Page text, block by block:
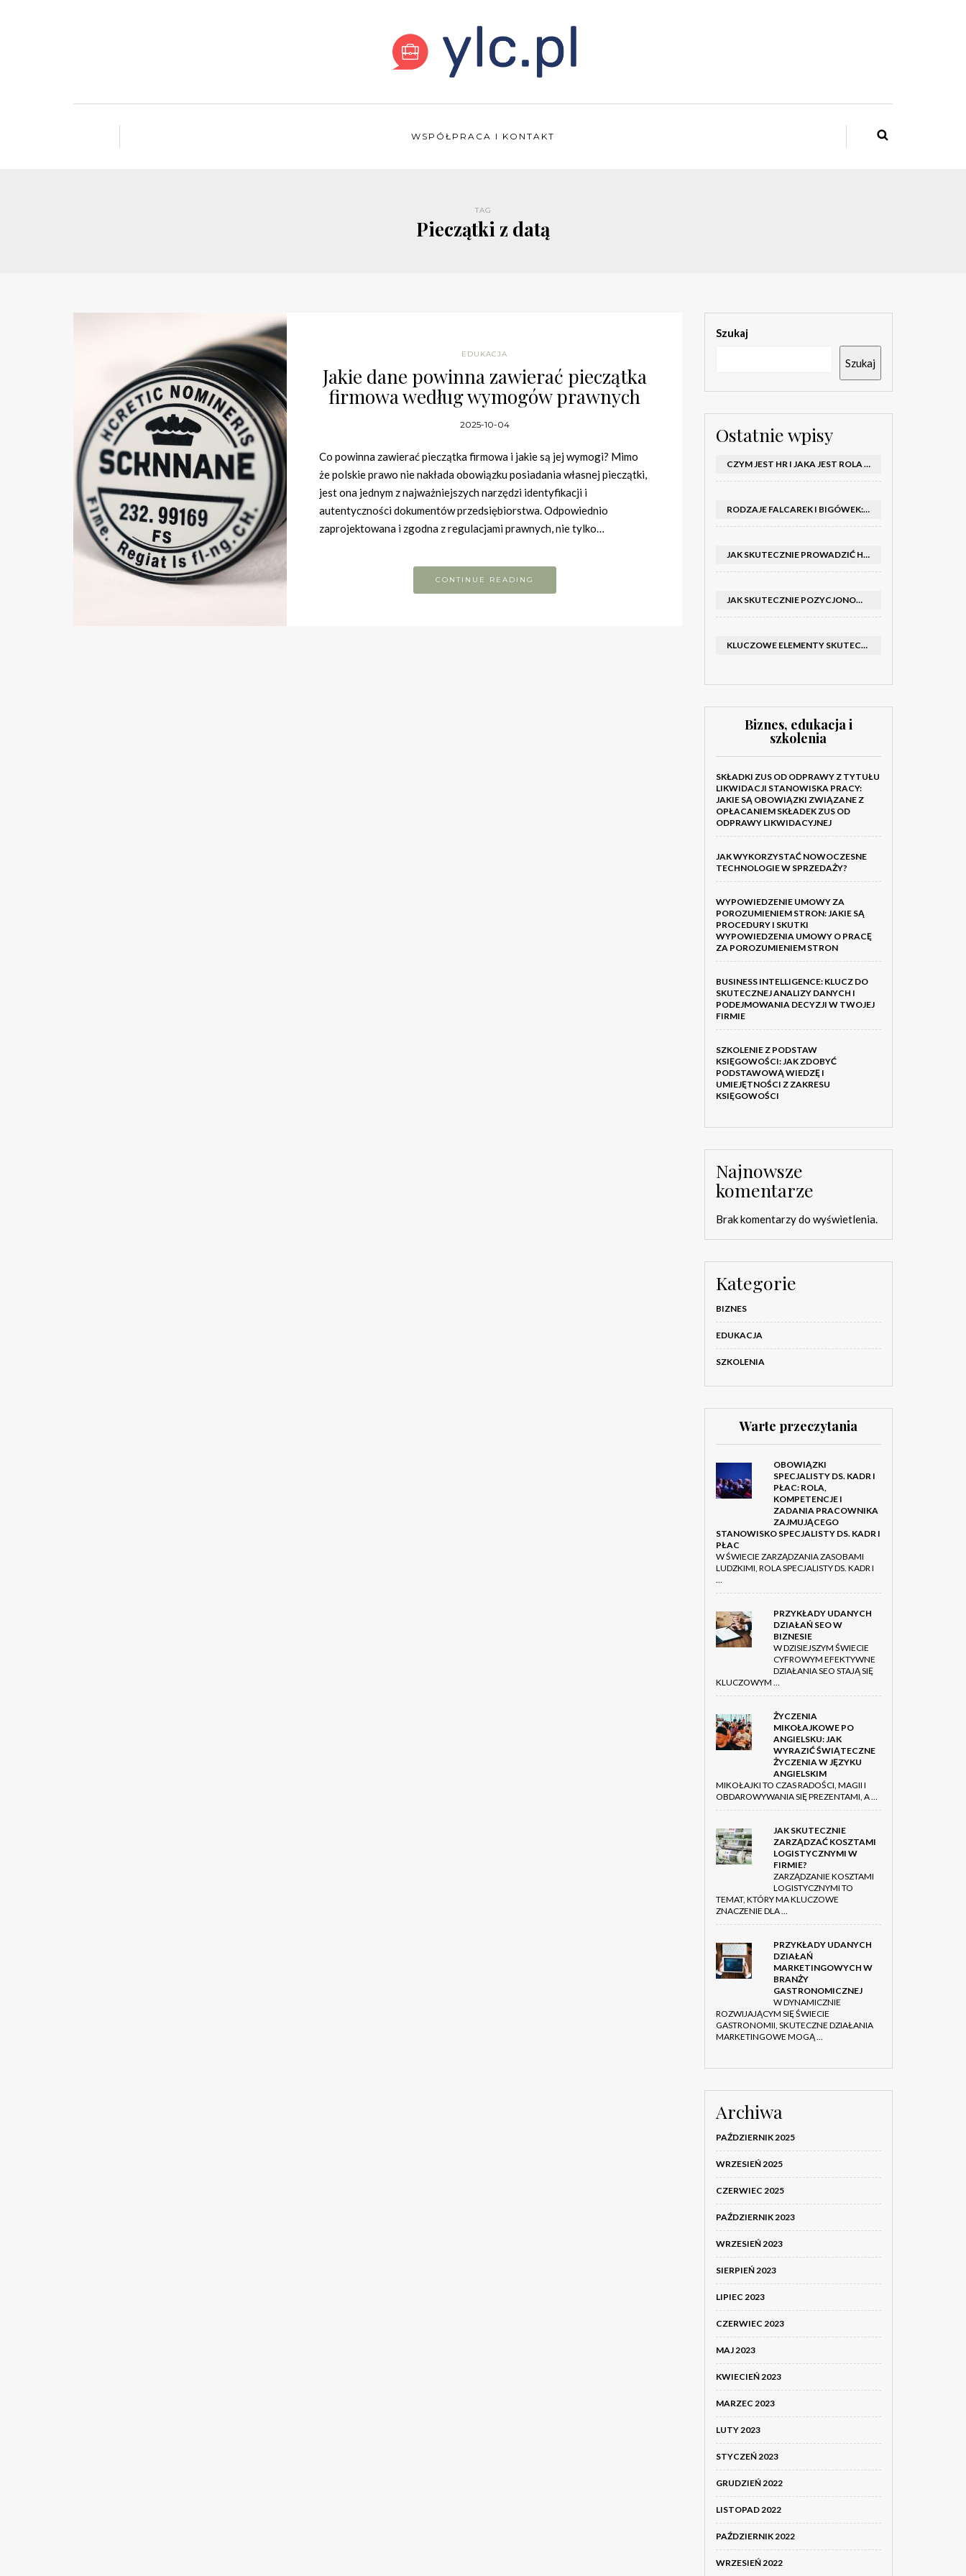
WSPÓŁPRACA I KONTAKT
TAG
Pieczątki z datą
EDUKACJA
Jakie dane powinna zawierać pieczątka
firmowa według wymogów prawnych
2025-10-04
Co powinna zawierać pieczątka firmowa i jakie są jej wymogi? Mimo
że polskie prawo nie nakłada obowiązku posiadania własnej pieczątki,
jest ona jednym z najważniejszych narzędzi identyfikacji i
autentyczności dokumentów przedsiębiorstwa. Odpowiednio
zaprojektowana i zgodna z regulacjami prawnych, nie tylko…
CONTINUE READING
Szukaj
Szukaj
Ostatnie wpisy
CZYM JEST HR I JAKA JEST ROLA DZIAŁU HR W FIRMIE
RODZAJE FALCAREK I BIGÓWEK: JAKIE WYBRAĆ DO PRODUKCJI?
JAK SKUTECZNIE PROWADZIĆ HOSTESSY NA TARGACH: PORADNIK I SZKOLENIA
JAK SKUTECZNIE POZYCJONOWAĆ SKLEP SHOPER: KLUCZOWE KROKI I STRATEGIE
KLUCZOWE ELEMENTY SKUTECZNEGO KATALOGU FIRMOWEGO I BROSZURY
Biznes, edukacja i
szkolenia
SKŁADKI ZUS OD ODPRAWY Z TYTUŁU
LIKWIDACJI STANOWISKA PRACY:
JAKIE SĄ OBOWIĄZKI ZWIĄZANE Z
OPŁACANIEM SKŁADEK ZUS OD
ODPRAWY LIKWIDACYJNEJ
JAK WYKORZYSTAĆ NOWOCZESNE
TECHNOLOGIE W SPRZEDAŻY?
WYPOWIEDZENIE UMOWY ZA
POROZUMIENIEM STRON: JAKIE SĄ
PROCEDURY I SKUTKI
WYPOWIEDZENIA UMOWY O PRACĘ
ZA POROZUMIENIEM STRON
BUSINESS INTELLIGENCE: KLUCZ DO
SKUTECZNEJ ANALIZY DANYCH I
PODEJMOWANIA DECYZJI W TWOJEJ
FIRMIE
SZKOLENIE Z PODSTAW
KSIĘGOWOŚCI: JAK ZDOBYĆ
PODSTAWOWĄ WIEDZĘ I
UMIEJĘTNOŚCI Z ZAKRESU
KSIĘGOWOŚCI
Najnowsze
komentarze
Brak komentarzy do wyświetlenia.
Kategorie
BIZNES
EDUKACJA
SZKOLENIA
Warte przeczytania
OBOWIĄZKI
SPECJALISTY DS. KADR I
PŁAC: ROLA,
KOMPETENCJE I
ZADANIA PRACOWNIKA
ZAJMUJĄCEGO
STANOWISKO SPECJALISTY DS. KADR I
PŁAC
W ŚWIECIE ZARZĄDZANIA ZASOBAMI
LUDZKIMI, ROLA SPECJALISTY DS. KADR I
…
PRZYKŁADY UDANYCH
DZIAŁAŃ SEO W
BIZNESIE
W DZISIEJSZYM ŚWIECIE
CYFROWYM EFEKTYWNE
DZIAŁANIA SEO STAJĄ SIĘ
KLUCZOWYM …
ŻYCZENIA
MIKOŁAJKOWE PO
ANGIELSKU: JAK
WYRAZIĆ ŚWIĄTECZNE
ŻYCZENIA W JĘZYKU
ANGIELSKIM
MIKOŁAJKI TO CZAS RADOŚCI, MAGII I
OBDAROWYWANIA SIĘ PREZENTAMI, A …
JAK SKUTECZNIE
ZARZĄDZAĆ KOSZTAMI
LOGISTYCZNYMI W
FIRMIE?
ZARZĄDZANIE KOSZTAMI
LOGISTYCZNYMI TO
TEMAT, KTÓRY MA KLUCZOWE
ZNACZENIE DLA …
PRZYKŁADY UDANYCH
DZIAŁAŃ
MARKETINGOWYCH W
BRANŻY
GASTRONOMICZNEJ
W DYNAMICZNIE
ROZWIJAJĄCYM SIĘ ŚWIECIE
GASTRONOMII, SKUTECZNE DZIAŁANIA
MARKETINGOWE MOGĄ …
Archiwa
PAŹDZIERNIK 2025
WRZESIEŃ 2025
CZERWIEC 2025
PAŹDZIERNIK 2023
WRZESIEŃ 2023
SIERPIEŃ 2023
LIPIEC 2023
CZERWIEC 2023
MAJ 2023
KWIECIEŃ 2023
MARZEC 2023
LUTY 2023
STYCZEŃ 2023
GRUDZIEŃ 2022
LISTOPAD 2022
PAŹDZIERNIK 2022
WRZESIEŃ 2022